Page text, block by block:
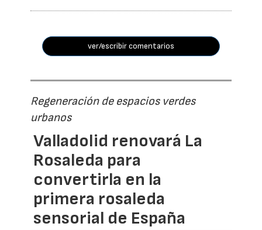
ver/escribir comentarios
Regeneración de espacios verdes
urbanos
Valladolid renovará La
Rosaleda para
convertirla en la
primera rosaleda
sensorial de España